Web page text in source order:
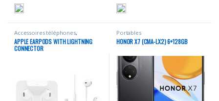
0
s
r
5
0
s
r
Accessoires téléphones,
Portables
APPLE EARPODS WITH LIGHTNING
CONNECTOR
Portables
HONOR X7 (CMA-LX2) 6+128GB